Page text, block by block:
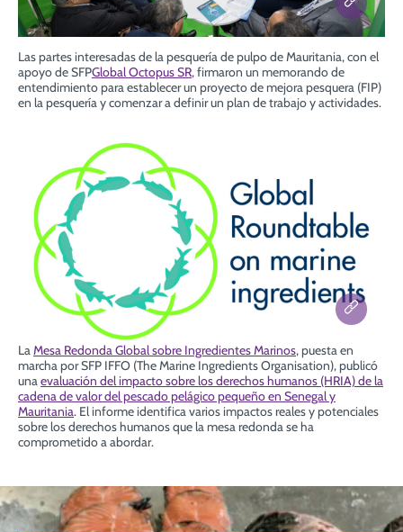
Las partes interesadas de la pesquería de pulpo de Mauritania, con el
apoyo de SFPGlobal Octopus SR, firmaron un memorando de
entendimiento para establecer un proyecto de mejora pesquera (FIP)
en la pesquería y comenzar a definir un plan de trabajo y actividades.
LaMesa Redonda Global sobre Ingredientes Marinos, puesta en
marcha por SFP IFFO (The Marine Ingredients Organisation), publicó
unaevaluación del impacto sobre los derechos humanos (HRIA) de la
cadena de valor del pescado pelágico pequeño en Senegal y
Mauritania. El informeidentifica varios impactos reales y potenciales
sobre los derechos humanos que la mesa redonda se ha
comprometido a abordar.